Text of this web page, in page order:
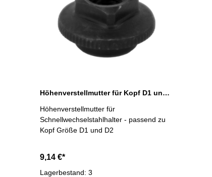
Höhenverstellmutter für Kopf D1 und D2
Höhenverstellmutter für
Schnellwechselstahlhalter - passend zu
Kopf Größe D1 und D2
9,14 €*
Lagerbestand: 3